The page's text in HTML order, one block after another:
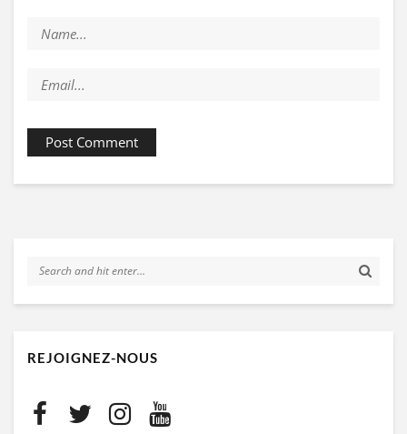
REJOIGNEZ-NOUS